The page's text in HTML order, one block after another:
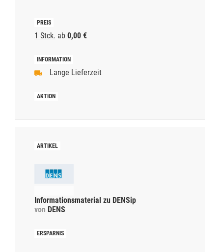
1 Stck. ab 0,00 €
Lange Lieferzeit
Informationsmaterial zu DENSip
von DENS